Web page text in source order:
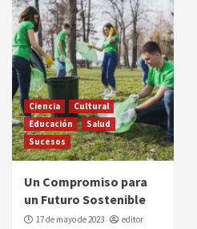
Ciencia
Cultural
Educación
Salud
Sucesos
Un Compromiso para
un Futuro Sostenible
17 de mayo de 2023 editor